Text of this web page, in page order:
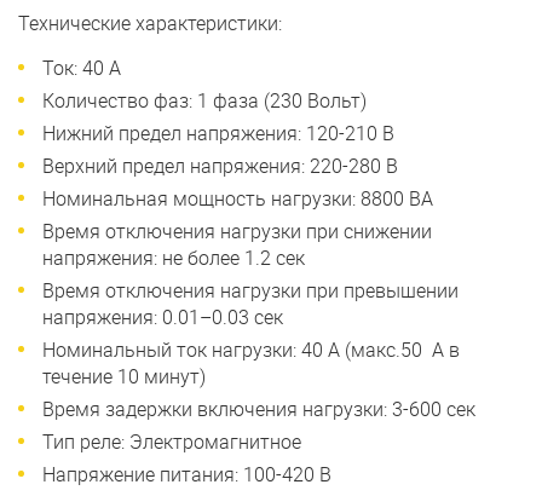
Технические характеристики:
Ток: 40 А
Количество фаз: 1 фаза (230 Вольт)
Нижний предел напряжения: 120-210 В
Верхний предел напряжения: 220-280 В
Номинальная мощность нагрузки: 8800 ВА
Время отключения нагрузки при снижении
напряжения: не более 1.2 сек
Время отключения нагрузки при превышении
напряжения: 0.01–0.03 сек
Номинальный ток нагрузки: 40 А (макс.50 А в
течение 10 минут)
Время задержки включения нагрузки: 3-600 сек
Тип реле: Электромагнитное
Напряжение питания: 100-420 В